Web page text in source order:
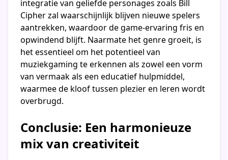
integratie van geliefde personages zoals Bill
Cipher zal waarschijnlijk blijven nieuwe spelers
aantrekken, waardoor de game-ervaring fris en
opwindend blijft. Naarmate het genre groeit, is
het essentieel om het potentieel van
muziekgaming te erkennen als zowel een vorm
van vermaak als een educatief hulpmiddel,
waarmee de kloof tussen plezier en leren wordt
overbrugd.
Conclusie: Een harmonieuze
mix van creativiteit